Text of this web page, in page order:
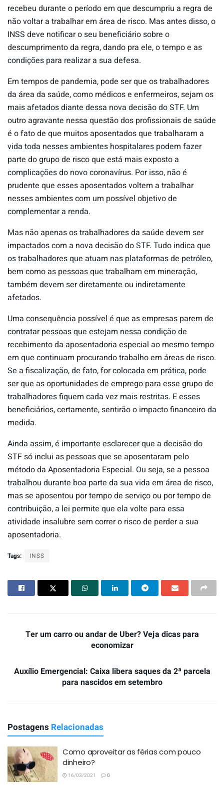
recebeu durante o período em que descumpriu a regra de
não voltar a trabalhar em área de risco. Mas antes disso, o
INSS deve notificar o seu beneficiário sobre o
descumprimento da regra, dando pra ele, o tempo e as
condições para realizar a sua defesa.
Em tempos de pandemia, pode ser que os trabalhadores
da área da saúde, como médicos e enfermeiros, sejam os
mais afetados diante dessa nova decisão do STF. Um
outro agravante nessa questão dos profissionais de saúde
é o fato de que muitos aposentados que trabalharam a
vida toda nesses ambientes hospitalares podem fazer
parte do grupo de risco que está mais exposto a
complicações do novo coronavírus. Por isso, não é
prudente que esses aposentados voltem a trabalhar
nesses ambientes com um possível objetivo de
complementar a renda.
Mas não apenas os trabalhadores da saúde devem ser
impactados com a nova decisão do STF. Tudo indica que
os trabalhadores que atuam nas plataformas de petróleo,
bem como as pessoas que trabalham em mineração,
também devem ser diretamente ou indiretamente
afetados.
Uma consequência possível é que as empresas parem de
contratar pessoas que estejam nessa condição de
recebimento da aposentadoria especial ao mesmo tempo
em que continuam procurando trabalho em áreas de risco.
Se a fiscalização, de fato, for colocada em prática, pode
ser que as oportunidades de emprego para esse grupo de
trabalhadores fiquem cada vez mais restritas. E esses
beneficiários, certamente, sentirão o impacto financeiro da
medida.
Ainda assim, é importante esclarecer que a decisão do
STF só inclui as pessoas que se aposentaram pelo
método da Aposentadoria Especial. Ou seja, se a pessoa
trabalhou durante boa parte da sua vida em área de risco,
mas se aposentou por tempo de serviço ou por tempo de
contribuição, a lei permite que ela volte para essa
atividade insalubre sem correr o risco de perder a sua
aposentadoria.
Tags: INSS
Ter um carro ou andar de Uber? Veja dicas para
economizar
Auxílio Emergencial: Caixa libera saques da 2ª parcela
para nascidos em setembro
Postagens Relacionadas
Como aproveitar as férias com pouco
dinheiro?
16/03/2021 0